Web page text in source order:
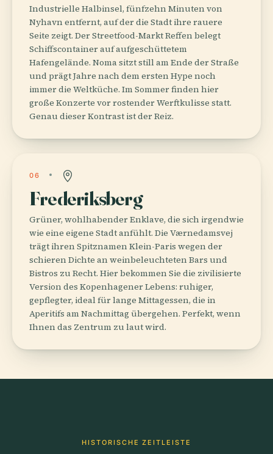
Industrielle Halbinsel, fünfzehn Minuten von
Nyhavn entfernt, auf der die Stadt ihre rauere
Seite zeigt. Der Streetfood-Markt Reffen belegt
Schiffscontainer auf aufgeschüttetem
Hafengelände. Noma sitzt still am Ende der Straße
und prägt Jahre nach dem ersten Hype noch
immer die Weltküche. Im Sommer finden hier
große Konzerte vor rostender Werftkulisse statt.
Genau dieser Kontrast ist der Reiz.
06
Frederiksberg
Grüner, wohlhabender Enklave, die sich irgendwie
wie eine eigene Stadt anfühlt. Die Værnedamsvej
trägt ihren Spitznamen Klein-Paris wegen der
schieren Dichte an weinbeleuchteten Bars und
Bistros zu Recht. Hier bekommen Sie die zivilisierte
Version des Kopenhagener Lebens: ruhiger,
gepflegter, ideal für lange Mittagessen, die in
Aperitifs am Nachmittag übergehen. Perfekt, wenn
Ihnen das Zentrum zu laut wird.
HISTORISCHE ZEITLEISTE